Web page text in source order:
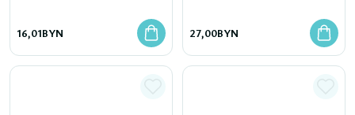
16,01BYN 27,00BYN